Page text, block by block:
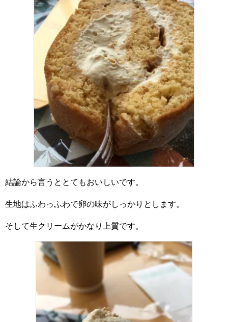
結論から言うととてもおいしいです。
生地はふわっふわで卵の味がしっかりとします。
そして生クリームがかなり上質です。